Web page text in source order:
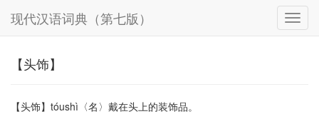
现代汉语词典（第七版）
【头饰】
【头饰】tóushì〈名〉戴在头上的装饰品。